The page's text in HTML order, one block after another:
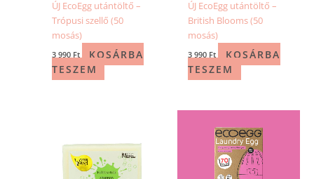
ÚJ EcoEgg utántöltő –
Trópusi szellő (50
mosás)
3 990 Ft
KOSÁRBA
TESZEM
ÚJ EcoEgg utántöltő –
British Blooms (50
mosás)
3 990 Ft
KOSÁRBA
TESZEM